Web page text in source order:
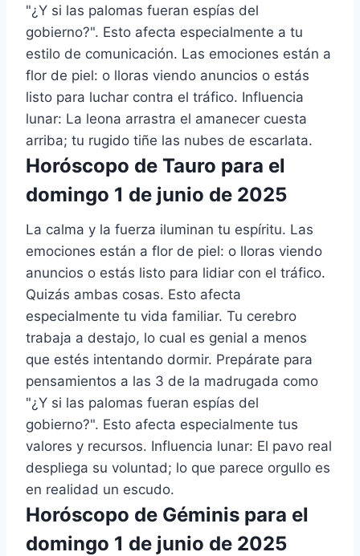
"¿Y si las palomas fueran espías del
gobierno?". Esto afecta especialmente a tu
estilo de comunicación. Las emociones están a
flor de piel: o lloras viendo anuncios o estás
listo para luchar contra el tráfico. Influencia
lunar: La leona arrastra el amanecer cuesta
arriba; tu rugido tiñe las nubes de escarlata.
Horóscopo de Tauro para el
domingo 1 de junio de 2025
La calma y la fuerza iluminan tu espíritu. Las
emociones están a flor de piel: o lloras viendo
anuncios o estás listo para lidiar con el tráfico.
Quizás ambas cosas. Esto afecta
especialmente tu vida familiar. Tu cerebro
trabaja a destajo, lo cual es genial a menos
que estés intentando dormir. Prepárate para
pensamientos a las 3 de la madrugada como
"¿Y si las palomas fueran espías del
gobierno?". Esto afecta especialmente tus
valores y recursos. Influencia lunar: El pavo real
despliega su voluntad; lo que parece orgullo es
en realidad un escudo.
Horóscopo de Géminis para el
domingo 1 de junio de 2025